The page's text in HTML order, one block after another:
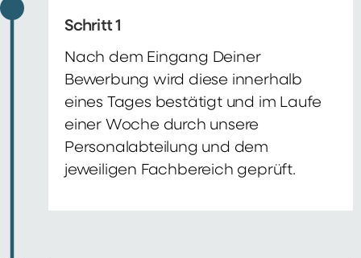
Schritt 1
Nach dem Eingang Deiner
Bewerbung wird diese innerhalb
eines Tages bestätigt und im Laufe
einer Woche durch unsere
Personalabteilung und dem
jeweiligen Fachbereich geprüft.